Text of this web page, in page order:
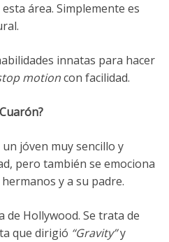
área. Simplemente es
innatas para hacer
motioncon facilidad.
un jóven muy sencillo y
pero también se emociona
y a su padre.
de Hollywood. Se trata de
que dirigió “Gravity”y